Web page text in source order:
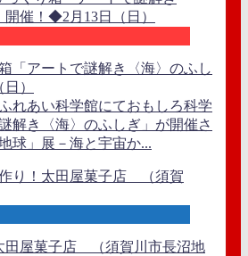
「アートで謎解き〈海〉のふし
）
れあい科学館にておもしろ科学
解き〈海〉のふしぎ」が開催さ
球」展－海と宇宙か...
田屋菓子店 （須賀川市長沼地